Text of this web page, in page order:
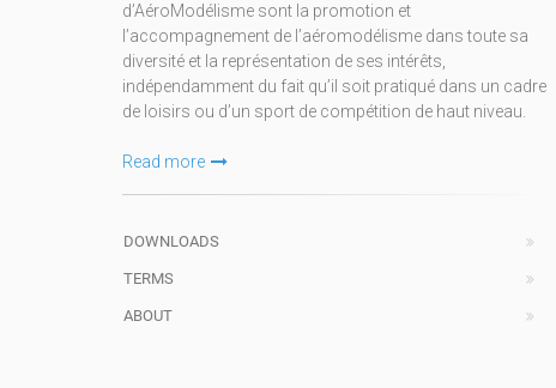
d’AéroModélisme sont la promotion et
l’accompagnement de l’aéromodélisme dans toute sa
diversité et la représentation de ses intérêts,
indépendamment du fait qu’il soit pratiqué dans un cadre
de loisirs ou d’un sport de compétition de haut niveau.
Read more
DOWNLOADS
TERMS
ABOUT